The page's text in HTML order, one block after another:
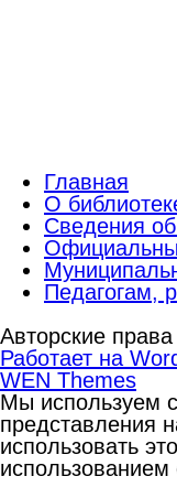
Главная
О
Сведения
Педагогам,
Авторские
Работает на
WEN Themes
Мы используем
представления
использовать